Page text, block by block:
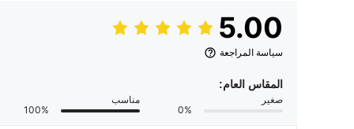
5.00
سياسة المراجعة
المقاس العام:
صغير
0%
مناسب
100%